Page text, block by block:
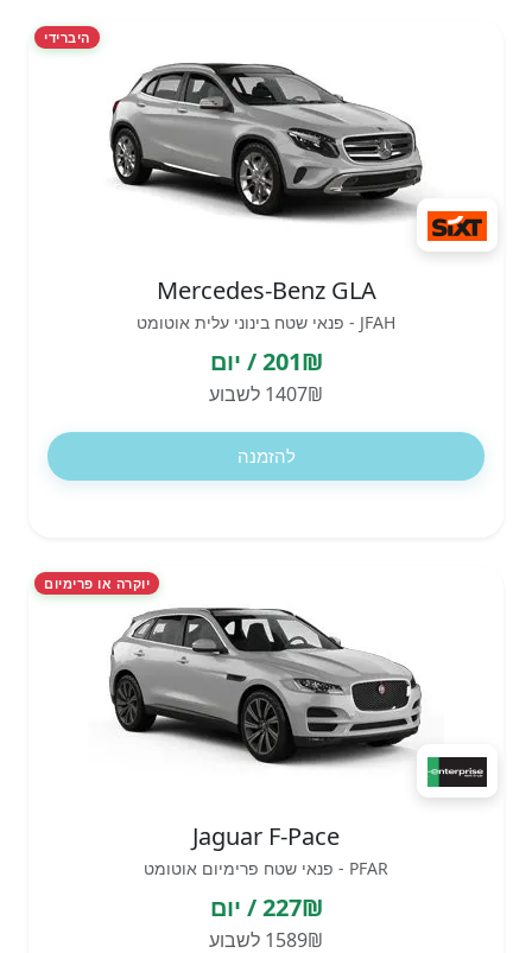
היברידי
Mercedes-Benz GLA
JFAH - פנאי שטח בינוני עלית אוטומט
201₪ / יום
1407₪ לשבוע
להזמנה
יוקרה או פרימיום
Jaguar F-Pace
PFAR - פנאי שטח פרימיום אוטומט
227₪ / יום
1589₪ לשבוע